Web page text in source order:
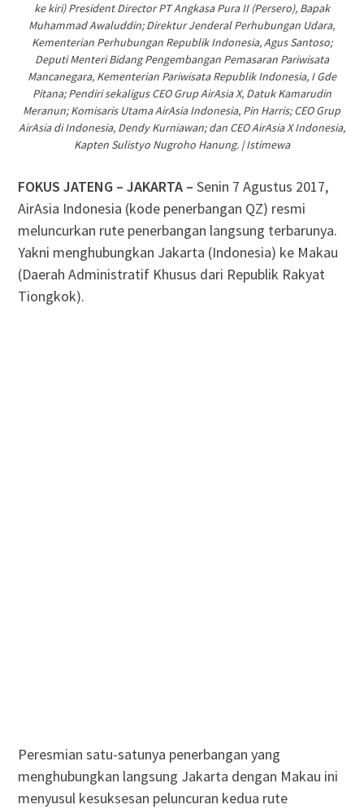
ke kiri) President Director PT Angkasa Pura II (Persero), Bapak
Muhammad Awaluddin; Direktur Jenderal Perhubungan Udara,
Kementerian Perhubungan Republik Indonesia, Agus Santoso;
Deputi Menteri Bidang Pengembangan Pemasaran Pariwisata
Mancanegara, Kementerian Pariwisata Republik Indonesia, I Gde
Pitana; Pendiri sekaligus CEO Grup AirAsia X, Datuk Kamarudin
Meranun; Komisaris Utama AirAsia Indonesia, Pin Harris; CEO Grup
AirAsia di Indonesia, Dendy Kurniawan; dan CEO AirAsia X Indonesia,
Kapten Sulistyo Nugroho Hanung. | Istimewa
FOKUS JATENG – JAKARTA – Senin 7 Agustus 2017,
AirAsia Indonesia (kode penerbangan QZ) resmi
meluncurkan rute penerbangan langsung terbarunya.
Yakni menghubungkan Jakarta (Indonesia) ke Makau
(Daerah Administratif Khusus dari Republik Rakyat
Tiongkok).
Peresmian satu-satunya penerbangan yang
menghubungkan langsung Jakarta dengan Makau ini
menyusul kesuksesan peluncuran kedua rute